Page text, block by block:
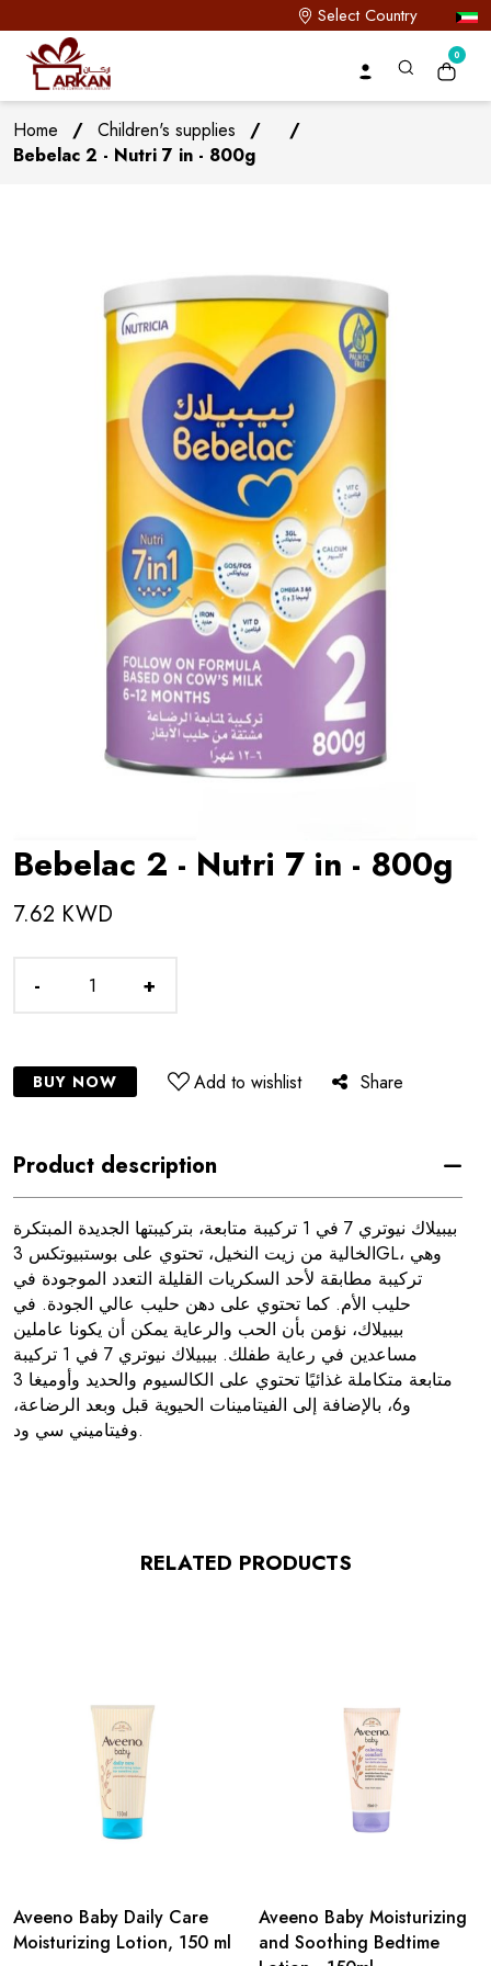
Select Country
0
Home / Children's supplies /
/
Bebelac 2 - Nutri 7 in - 800g
Bebelac 2 - Nutri 7 in - 800g
7.62 KWD
- +
BUY NOW Add to wishlist Share
Product description
بيبيلاك نيوتري 7 في 1 تركيبة متابعة، بتركيبتها الجديدة المبتكرة
الخالية من زيت النخيل، تحتوي على بوستبيوتكس 3GL، وهي
تركيبة مطابقة لأحد السكريات القليلة التعدد الموجودة في
حليب الأم. كما تحتوي على دهن حليب عالي الجودة. في
بيبيلاك، نؤمن بأن الحب والرعاية يمكن أن يكونا عاملين
مساعدين في رعاية طفلك. بيبيلاك نيوتري 7 في 1 تركيبة
متابعة متكاملة غذائيًا تحتوي على الكالسيوم والحديد وأوميغا 3
و6، بالإضافة إلى الفيتامينات الحيوية قبل وبعد الرضاعة،
وفيتاميني سي ود.
RELATED PRODUCTS
Aveeno Baby Daily Care
Moisturizing Lotion, 150 ml
Aveeno Baby Moisturizing
and Soothing Bedtime